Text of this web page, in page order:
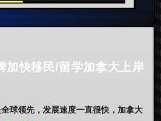
加快移民/留学加拿大上岸
球领先，发展速度一直很快，加拿大